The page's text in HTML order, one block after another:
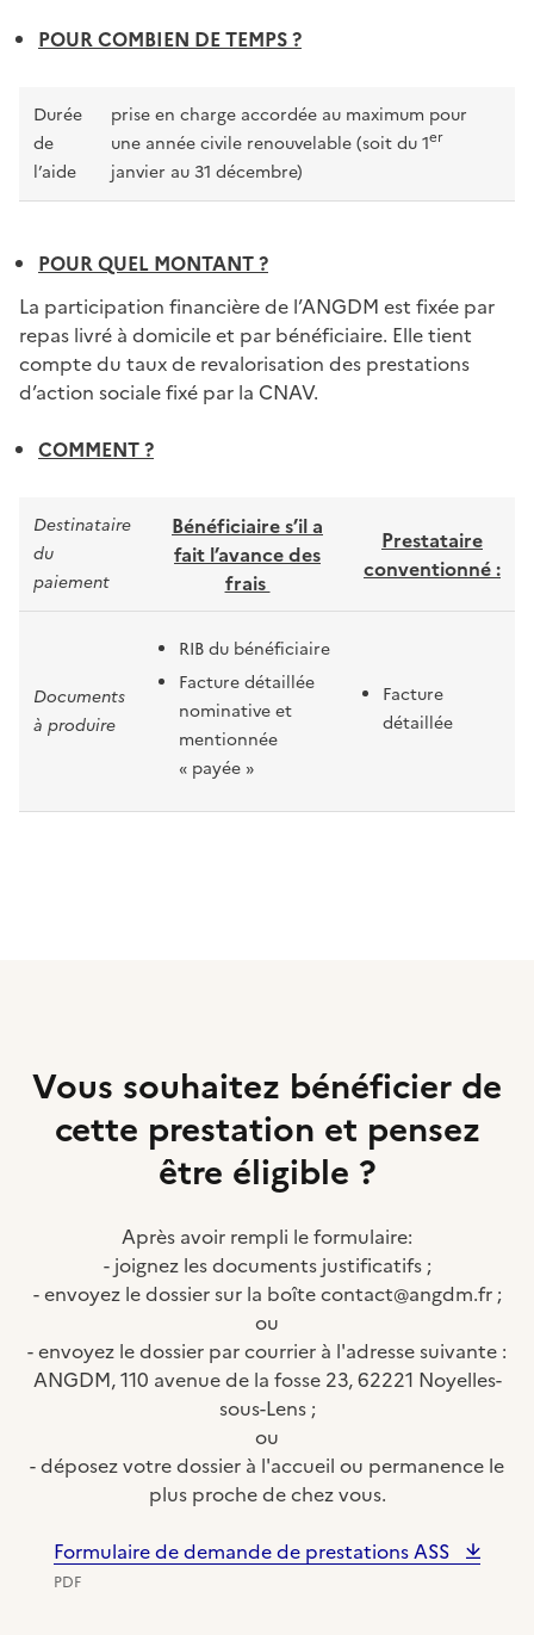
POUR COMBIEN DE TEMPS ?
Durée
de
l’aide
prise en charge accordée au maximum pour
une année civile renouvelable (soit du 1er
janvier au 31 décembre)
POUR QUEL MONTANT ?
La participation financière de l’ANGDM est fixée par
repas livré à domicile et par bénéficiaire. Elle tient
compte du taux de revalorisation des prestations
d’action sociale fixé par la CNAV.
COMMENT ?
Destinataire
du
paiement
Bénéficiaire s’il a
fait l’avance des
frais
Prestataire
conventionné :
Documents
à produire
RIB du bénéficiaire
Facture détaillée
nominative et
mentionnée
« payée »
Facture
détaillée
Vous souhaitez bénéficier de
cette prestation et pensez
être éligible ?
Après avoir rempli le formulaire:
- joignez les documents justificatifs ;
- envoyez le dossier sur la boîte contact@angdm.fr ;
ou
- envoyez le dossier par courrier à l'adresse suivante :
ANGDM, 110 avenue de la fosse 23, 62221 Noyelles-
sous-Lens ;
ou
- déposez votre dossier à l'accueil ou permanence le
plus proche de chez vous.
Formulaire de demande de prestations ASS
PDF